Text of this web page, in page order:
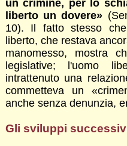
un crimine, per lo
liberto un dovere»
10). Il fatto stesso
liberto, che restava
manomesso, mostra
legislative; l'uomo
intrattenuto una
commetteva un
anche senza denunzia,
Gli sviluppi